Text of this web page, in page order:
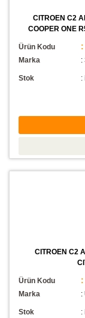
CITROEN C2
COOPER ONE
Ürün Kodu
Marka :
Stok :
CITROEN C2
Ürün Kodu
Marka :
Stok :